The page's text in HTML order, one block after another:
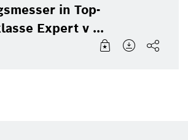
in Top-
Expert v ...